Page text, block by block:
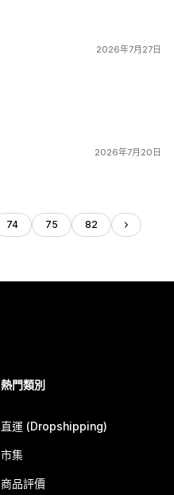
2026年7月27日
2026年7月20日
74 75 82
熱門類別
直運 (Dropshipping)
市集
商品評價